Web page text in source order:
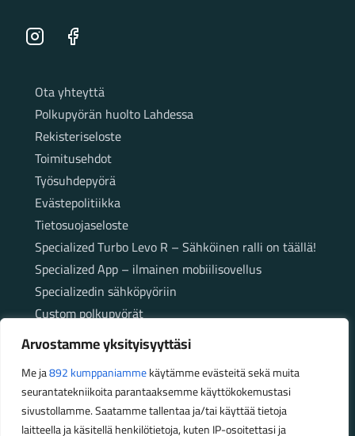
Arvostamme yksityisyyttäsi
Me ja892 kumppaniammekäytämme evästeitä sekä muita
seurantatekniikoita parantaaksemme käyttökokemustasi
sivustollamme. Saatamme tallentaa ja/tai käyttää tietoja
laitteella ja käsitellä henkilötietoja, kuten IP-osoitettasi ja
Instagram Facebook
SivutOta yhteyttä
Polkupyörän huolto Lahdessa
Rekisteriseloste
Toimitusehdot
Työsuhdepyörä
Evästepolitiikka
Tietosuojaseloste
Specialized Turbo Levo R – Sähköinen ralli on täällä!
Specialized App – ilmainen mobiilisovellus
Specializedin sähköpyöriin
Custom polkupyörät
Fatbikellä helppoa ja huoletonta etenemistä
maastossa
Aukioloajat